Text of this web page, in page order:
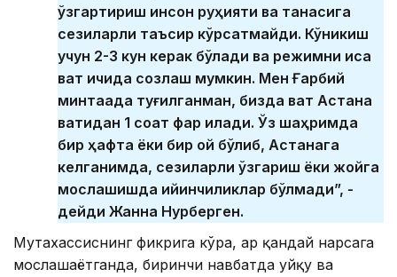
ўзгартириш инсон руҳияти ва танасига
сезиларли таъсир кўрсатмайди. Кўникиш
учун 2-3 кун керак бўлади ва режимни қисқа
вақт ичида созлаш мумкин. Мен Ғарбий
минтақада туғилганман, бизда вақт Астана
вақтидан 1 соат фарқ қилади. Ўз шаҳримда
бир ҳафта ёки бир ой бўлиб, Астанага
келганимда, сезиларли ўзгариш ёки жойга
мослашишда қийинчиликлар бўлмади”, -
дейди Жанна Нурберген.
Мутахассиснинг фикрига кўра, ҳар қандай нарсага
мослашаётганда, биринчи навбатда уйқу ва